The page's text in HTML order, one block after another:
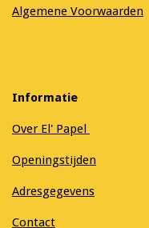
Algemene Voorwaarden
Informatie
Over El' Papel
Openingstijden
Adresgegevens
Contact